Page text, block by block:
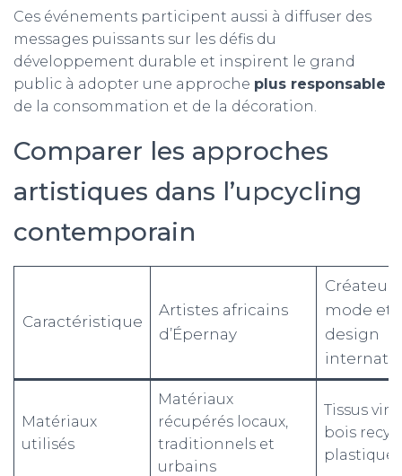
Ces événements participent aussi à diffuser des
messages puissants sur les défis du
développement durable et inspirent le grand
public à adopter une approche plus responsable
de la consommation et de la décoration.
Comparer les approches
artistiques dans l’upcycling
contemporain
Caractéristique
Artistes africains
d’Épernay
mode et
design
Matériaux
utilisés
Matériaux
récupérés locaux,
traditionnels et
urbains
Tissus
bois
plastique